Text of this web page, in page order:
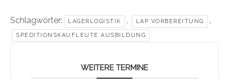
Schlagwörter: LAGERLOGISTIK , LAP VORBEREITUNG ,
SPEDITIONSKAUFLEUTE AUSBILDUNG
WEITERE TERMINE